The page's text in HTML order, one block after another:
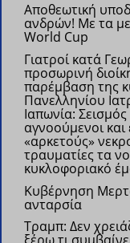
Αποθεωτική
ανδρών! Με τα
World Cup
Γιατροί κατά
προσωρινή
παρέμβαση της
Πανελληνίου
Ιαπωνία:
αγνοούμενοι
«αρκετούς»
τραυματίες τα
κυκλοφοριακό
Kυβέρνηση
ανταρσία
Τραμπ: Δεν